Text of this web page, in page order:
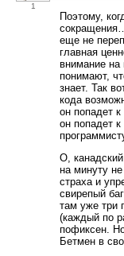
1
Поэтому,
еще не
главная
внимание на
понимают,
знает. Так
кода
он попадет
он попадет
О,
на минуту
страха и
свирепый
там уже три
(каждый по
пофиксен.
Бетмен в